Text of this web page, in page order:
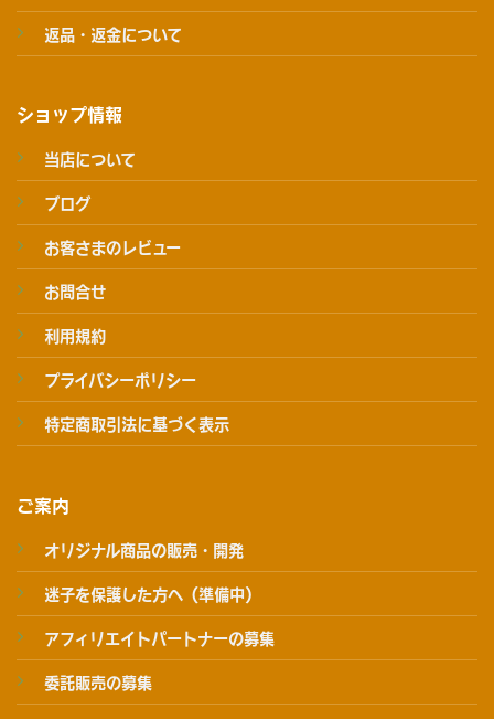
返品・返金について
ショップ情報
当店について
ブログ
お客さまのレビュー
お問合せ
利用規約
プライバシーポリシー
特定商取引法に基づく表示
ご案内
オリジナル商品の販売・開発
迷子を保護した方へ（準備中）
アフィリエイトパートナーの募集
委託販売の募集